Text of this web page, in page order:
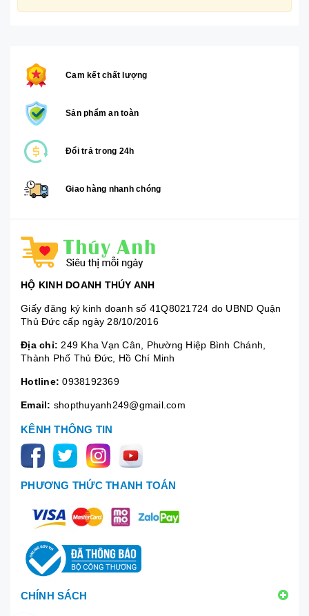
Cam kết chất lượng
Sản phẩm an toàn
Đổi trả trong 24h
Giao hàng nhanh chóng
HỘ KINH DOANH THÚY ANH
Giấy đăng ký kinh doanh số 41Q8021724 do UBND Quận
Thủ Đức cấp ngày 28/10/2016
Địa chỉ: 249 Kha Vạn Cân, Phường Hiệp Bình Chánh,
Thành Phố Thủ Đức, Hồ Chí Minh
Hotline: 0938192369
Email: shopthuyanh249@gmail.com
KÊNH THÔNG TIN
PHƯƠNG THỨC THANH TOÁN
CHÍNH SÁCH